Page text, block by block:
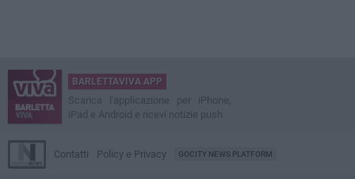
BARLETTAVIVA APP
Scarica l'applicazione per iPhone,
iPad e Android e ricevi notizie push
Contatti Policy e Privacy GOCITY NEWS PLATFORM